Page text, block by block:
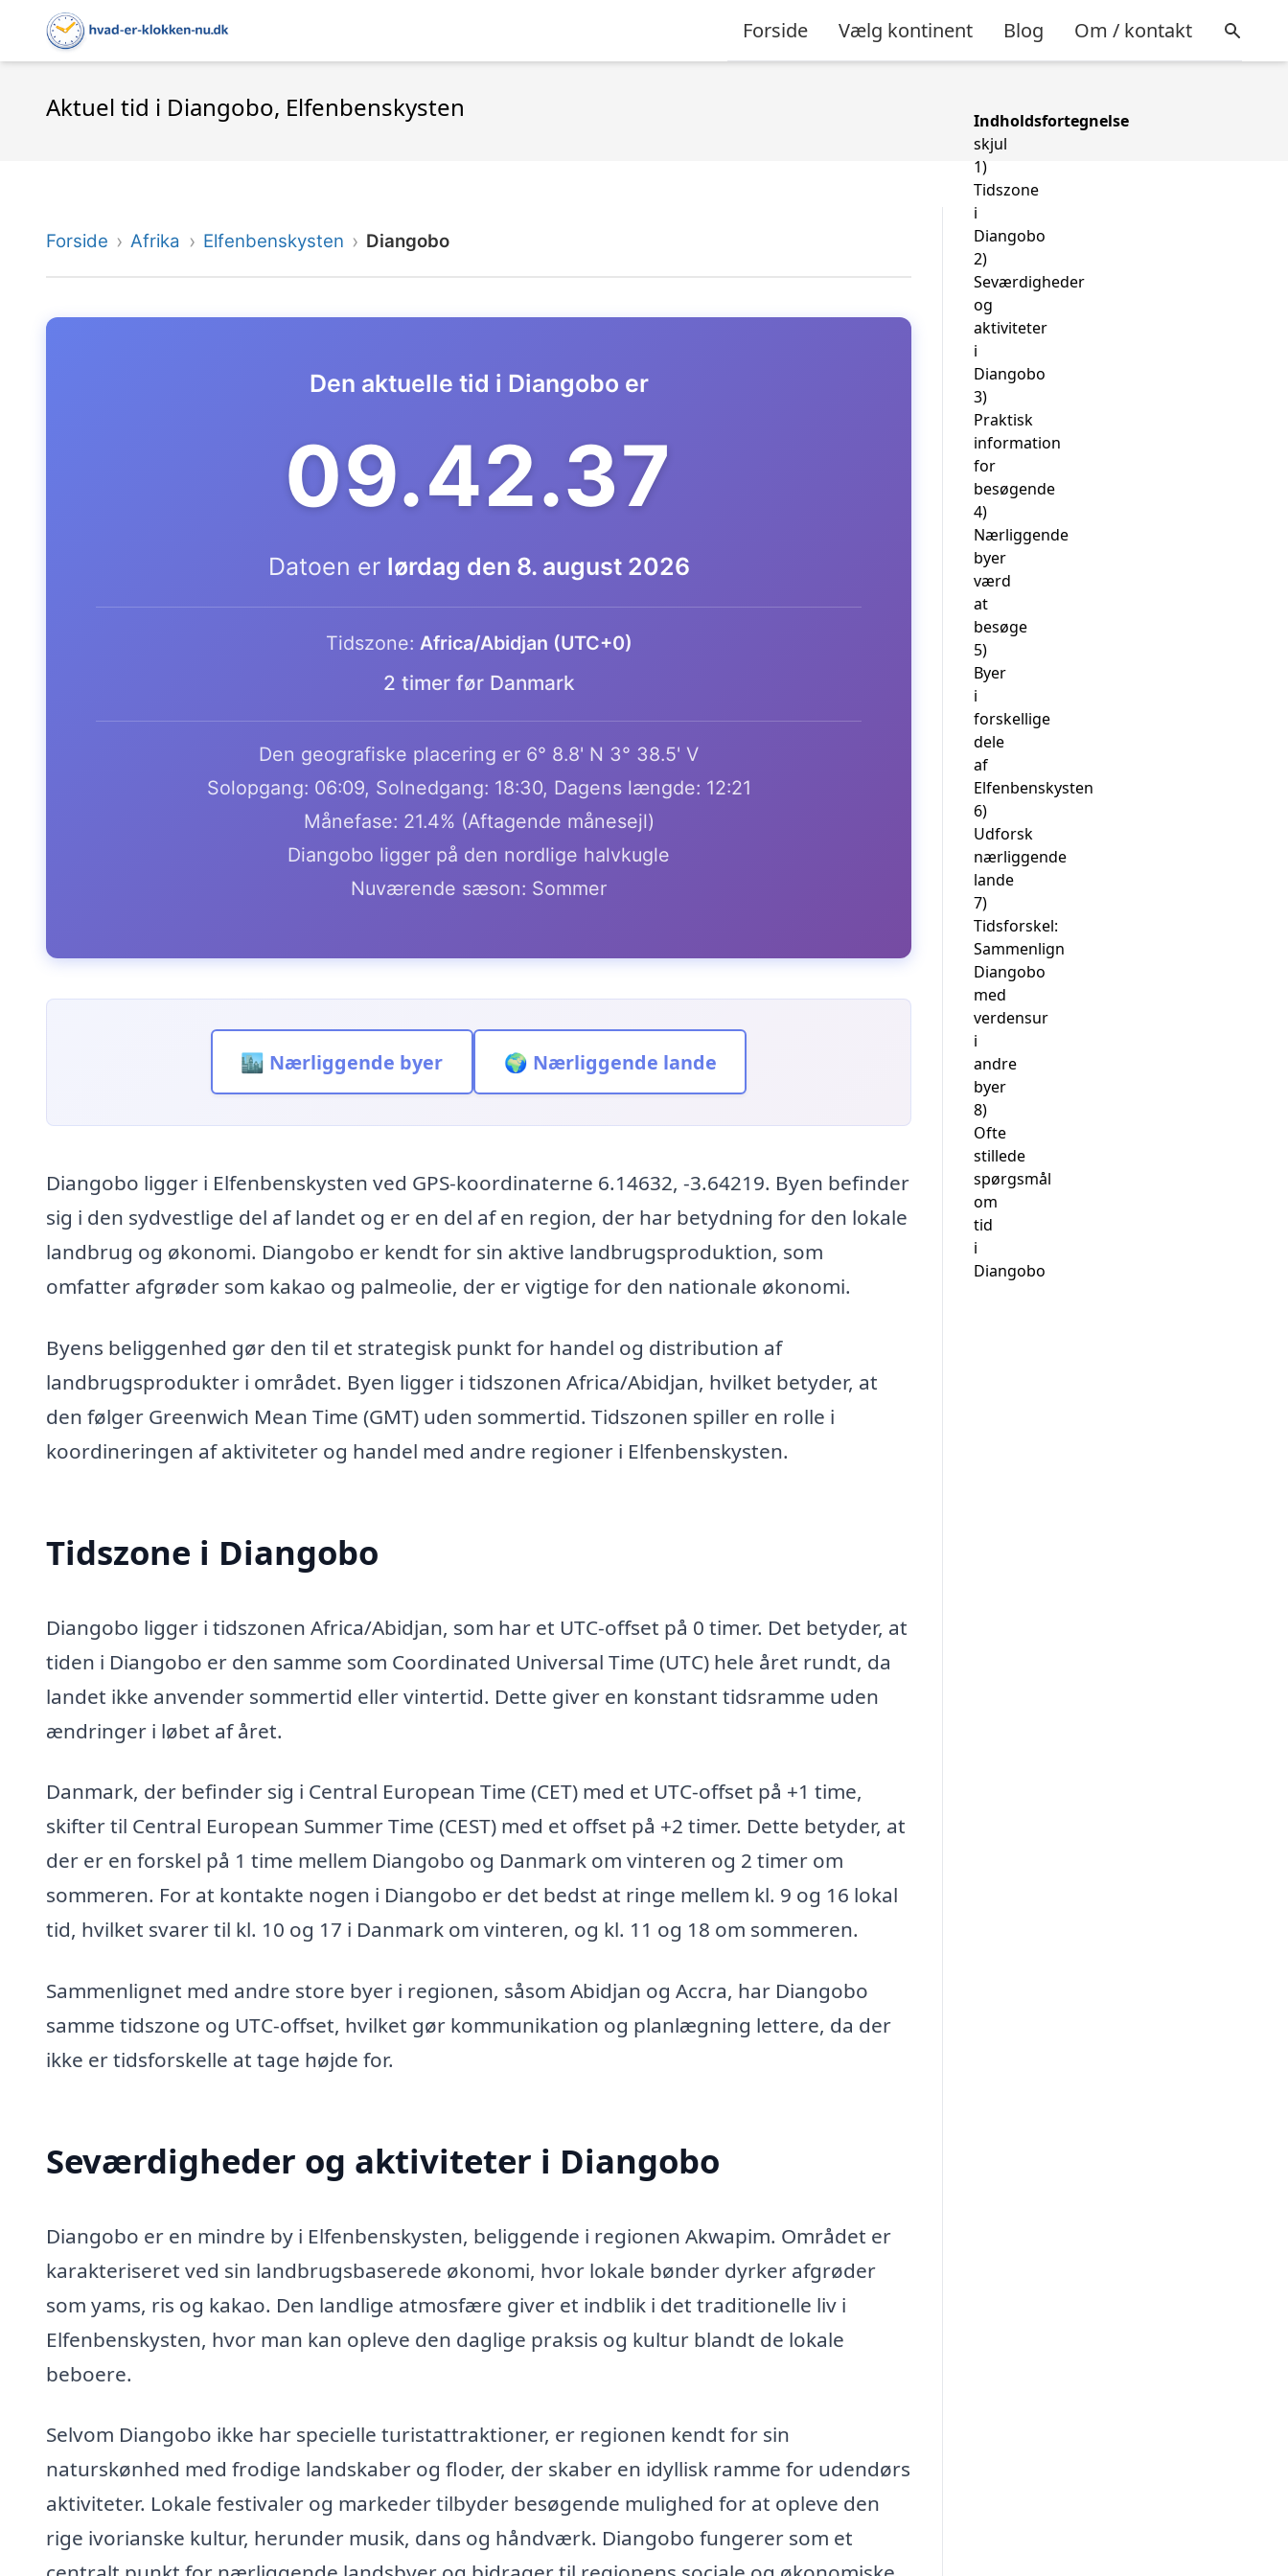
Forside Vælg kontinent Blog Om / kontakt
Aktuel tid i Diangobo, Elfenbenskysten
Forside Afrika Elfenbenskysten Diangobo
Den aktuelle tid i Diangobo er
09.42.38
Datoen er lørdag den 8. august 2026
Tidszone: Africa/Abidjan (UTC+0)
2 timer før Danmark
Den geografiske placering er 6° 8.8' N 3° 38.5' V
Solopgang: 06:09, Solnedgang: 18:30, Dagens længde: 12:21
Månefase: 21.4% (Aftagende månesejl)
Diangobo ligger på den nordlige halvkugle
Nuværende sæson: Sommer
🏙️ Nærliggende byer 🌍 Nærliggende lande
Diangobo ligger i Elfenbenskysten ved GPS-koordinaterne 6.14632, -3.64219. Byen befinder
sig i den sydvestlige del af landet og er en del af en region, der har betydning for den lokale
landbrug og økonomi. Diangobo er kendt for sin aktive landbrugsproduktion, som
omfatter afgrøder som kakao og palmeolie, der er vigtige for den nationale økonomi.
Byens beliggenhed gør den til et strategisk punkt for handel og distribution af
landbrugsprodukter i området. Byen ligger i tidszonen Africa/Abidjan, hvilket betyder, at
den følger Greenwich Mean Time (GMT) uden sommertid. Tidszonen spiller en rolle i
koordineringen af aktiviteter og handel med andre regioner i Elfenbenskysten.
Tidszone i Diangobo
Diangobo ligger i tidszonen Africa/Abidjan, som har et UTC-offset på 0 timer. Det betyder, at
tiden i Diangobo er den samme som Coordinated Universal Time (UTC) hele året rundt, da
landet ikke anvender sommertid eller vintertid. Dette giver en konstant tidsramme uden
ændringer i løbet af året.
Danmark, der befinder sig i Central European Time (CET) med et UTC-offset på +1 time,
skifter til Central European Summer Time (CEST) med et offset på +2 timer. Dette betyder, at
der er en forskel på 1 time mellem Diangobo og Danmark om vinteren og 2 timer om
sommeren. For at kontakte nogen i Diangobo er det bedst at ringe mellem kl. 9 og 16 lokal
tid, hvilket svarer til kl. 10 og 17 i Danmark om vinteren, og kl. 11 og 18 om sommeren.
Sammenlignet med andre store byer i regionen, såsom Abidjan og Accra, har Diangobo
samme tidszone og UTC-offset, hvilket gør kommunikation og planlægning lettere, da der
ikke er tidsforskelle at tage højde for.
Seværdigheder og aktiviteter i Diangobo
Diangobo er en mindre by i Elfenbenskysten, beliggende i regionen Akwapim. Området er
karakteriseret ved sin landbrugsbaserede økonomi, hvor lokale bønder dyrker afgrøder
som yams, ris og kakao. Den landlige atmosfære giver et indblik i det traditionelle liv i
Elfenbenskysten, hvor man kan opleve den daglige praksis og kultur blandt de lokale
beboere.
Selvom Diangobo ikke har specielle turistattraktioner, er regionen kendt for sin
naturskønhed med frodige landskaber og floder, der skaber en idyllisk ramme for udendørs
aktiviteter. Lokale festivaler og markeder tilbyder besøgende mulighed for at opleve den
rige ivorianske kultur, herunder musik, dans og håndværk. Diangobo fungerer som et
Indholdsfortegnelse
skjul
1)
Tidszone
i
Diangobo
2)
Seværdigheder
og
aktiviteter
i
Diangobo
3)
Praktisk
information
for
besøgende
4)
Nærliggende
byer
værd
at
besøge
5)
Byer
i
forskellige
dele
af
Elfenbenskysten
6)
Udforsk
nærliggende
lande
7)
Tidsforskel:
Sammenlign
Diangobo
med
verdensur
i
andre
byer
8)
Ofte
stillede
spørgsmål
om
tid
i
Diangobo